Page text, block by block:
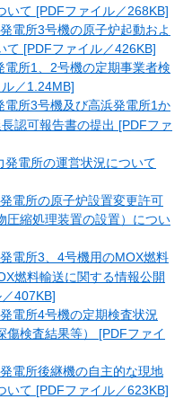
いて [PDFファイル／268KB]
電所3号機の原子炉起動およ
て [PDFファイル／426KB]
電所1、2号機の定期事業者検
／1.24MB]
電所3号機及び高浜発電所1か
認可報告書の提出 [PDFファ
発電所の運営状況について
電所の原子炉設置変更許可
圧縮処理装置の設置）につい
電所3、4号機用のMOX燃料
燃料輸送に関する情報公開
407KB]
電所4号機の定期検査状況
傷検査結果等） [PDFファイ
電所後継機の自主的な現地
いて [PDFファイル／623KB]